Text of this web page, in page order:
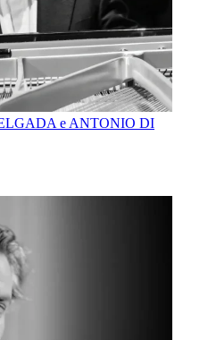
e ANTONIO DI